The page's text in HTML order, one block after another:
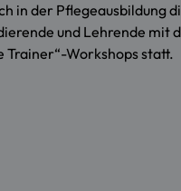
in der
und Lehrende
Trainer“-Workshops statt.